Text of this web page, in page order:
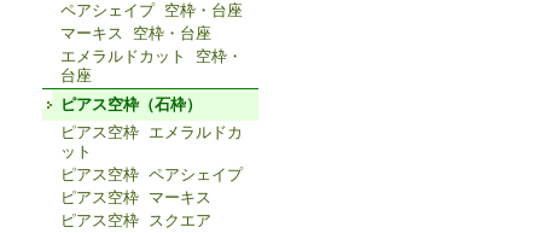
ペアシェイプ 空枠・台座
マーキス 空枠・台座
エメラルドカット 空枠・
台座
ピアス空枠（石枠）
ピアス空枠 エメラルドカ
ット
ピアス空枠 ペアシェイプ
ピアス空枠 マーキス
ピアス空枠 スクエア